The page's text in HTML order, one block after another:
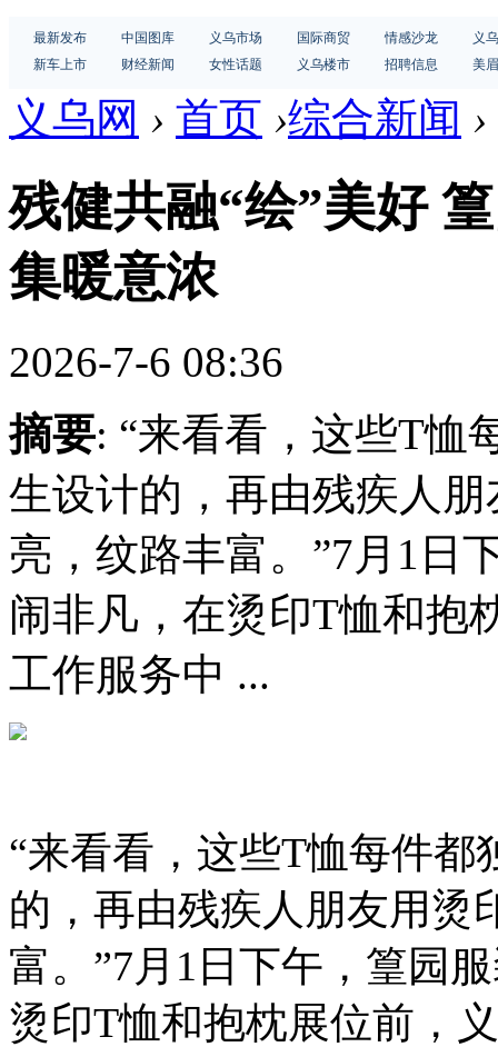
最新发布 中国图库 义乌市场 国际商贸 情感沙龙
义
新车上市
财经新闻 女性话题 义乌楼市 招聘信息 美
义乌网 › 首页 ›综合新闻 ›
残健共融“绘”美好
集暖意浓
2026-7-6 08:36
摘要: “来看看，这些T恤
生设计的，再由残疾人
亮，纹路丰富。”7月1日
闹非凡，在烫印T恤和抱
工作服务中 ...
“来看看，这些T恤每件
的，再由残疾人朋友用烫
富。”7月1日下午，篁园
烫印T恤和抱枕展位前，